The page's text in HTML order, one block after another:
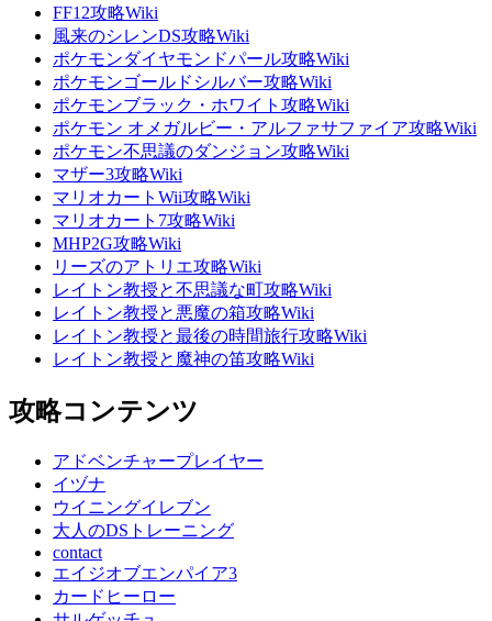
FF12攻略Wiki
風来のシレンDS攻略Wiki
ポケモンダイヤモンドパール攻略Wiki
ポケモンゴールドシルバー攻略Wiki
ポケモンブラック・ホワイト攻略Wiki
ポケモン オメガルビー・アルファサファイア攻略Wiki
ポケモン不思議のダンジョン攻略Wiki
マザー3攻略Wiki
マリオカートWii攻略Wiki
マリオカート7攻略Wiki
MHP2G攻略Wiki
リーズのアトリエ攻略Wiki
レイトン教授と不思議な町攻略Wiki
レイトン教授と悪魔の箱攻略Wiki
レイトン教授と最後の時間旅行攻略Wiki
レイトン教授と魔神の笛攻略Wiki
攻略コンテンツ
アドベンチャープレイヤー
イヅナ
ウイニングイレブン
大人のDSトレーニング
contact
エイジオブエンパイア3
カードヒーロー